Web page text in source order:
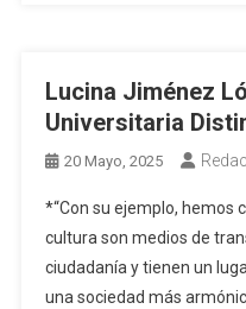
Lucina Jiménez
Universitaria
20 Mayo, 2025
*“Con su ejemplo, hemos
cultura son medios de
ciudadanía y tienen un
una sociedad más